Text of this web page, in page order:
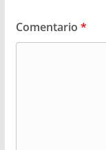
Comentario *